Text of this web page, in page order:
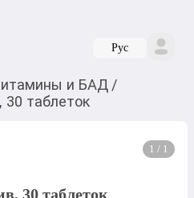
Руc
и БАД /
таблеток
1 / 1
30 таблеток